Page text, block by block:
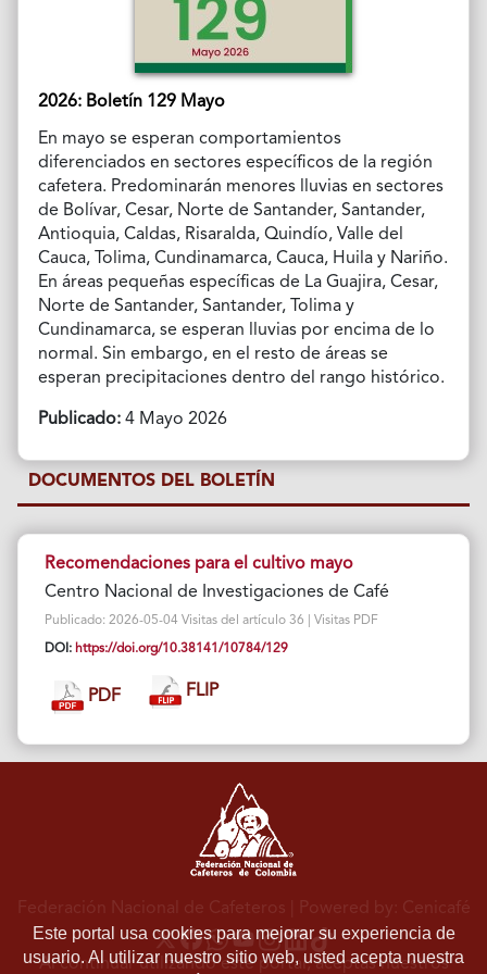
2026: Boletín 129 Mayo
En mayo se esperan comportamientos
diferenciados en sectores específicos de la región
cafetera. Predominarán menores lluvias en sectores
de Bolívar, Cesar, Norte de Santander, Santander,
Antioquia, Caldas, Risaralda, Quindío, Valle del
Cauca, Tolima, Cundinamarca, Cauca, Huila y Nariño.
En áreas pequeñas específicas de La Guajira, Cesar,
Norte de Santander, Santander, Tolima y
Cundinamarca, se esperan lluvias por encima de lo
normal. Sin embargo, en el resto de áreas se
esperan precipitaciones dentro del rango histórico.
Publicado:4 Mayo 2026
DOCUMENTOS DEL BOLETÍN
Recomendaciones para el cultivo mayo
Centro Nacional de Investigaciones de Café
Publicado: 2026-05-04 Visitas del artículo 36 | Visitas PDF
DOI: https://doi.org/10.38141/10784/129
PDF FLIP
Este portal usa cookies para mejorar su experiencia de
usuario. Al utilizar nuestro sitio web, usted acepta nuestra
Federación Nacional de Cafeteros | Powered by: Cenicafé
Al continuar utilizando este portal, aceptas nuestros